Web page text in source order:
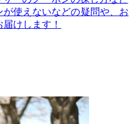
使えないなどの疑問や、お
けします！